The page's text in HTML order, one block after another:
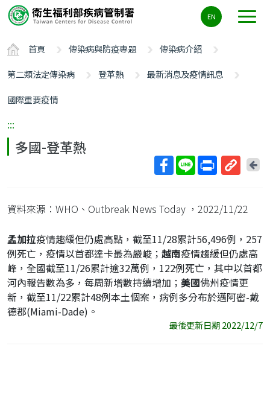
要
容
ALT+C
EN
首頁 傳染病與防疫專題
傳染病介紹
第二類法定傳染病
登革熱
最新消息及疫情訊息
國際重要疫情
:::
多國-登革熱
短
址
回
資料來源：WHO、Outbreak News Today ，2022/11/22
孟加拉疫情趨緩但仍處高點，截至11/28累計56,496例，257
例死亡，疫情以首都達卡最為嚴峻； 越南疫情趨緩但仍處高
峰，全國截至11/26累計逾32萬例，122例死亡，其中以首都
河內報告數為多，每周新增數持續增加； 美國佛州疫情更
新，截至11/22累計48例本土個案，病例多分布於邁阿密-戴
德郡(Miami-Dade)。
最後更新日期 2022/12/7